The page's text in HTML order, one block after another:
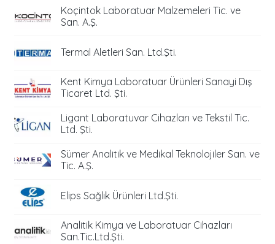
Koçintok Laboratuar Malzemeleri Tic. ve
San. A.Ş.
Termal Aletleri San. Ltd.Şti.
Kent Kimya Laboratuar Ürünleri Sanayi Dış
Ticaret Ltd. Şti.
Ligant Laboratuvar Cihazları ve Tekstil Tic.
Ltd. Şti.
Sümer Analitik ve Medikal Teknolojiler San. ve
Tic. A.Ş.
Elips Sağlık Ürünleri Ltd.Şti.
Analitik Kimya ve Laboratuar Cihazları
San.Tic.Ltd.Şti.